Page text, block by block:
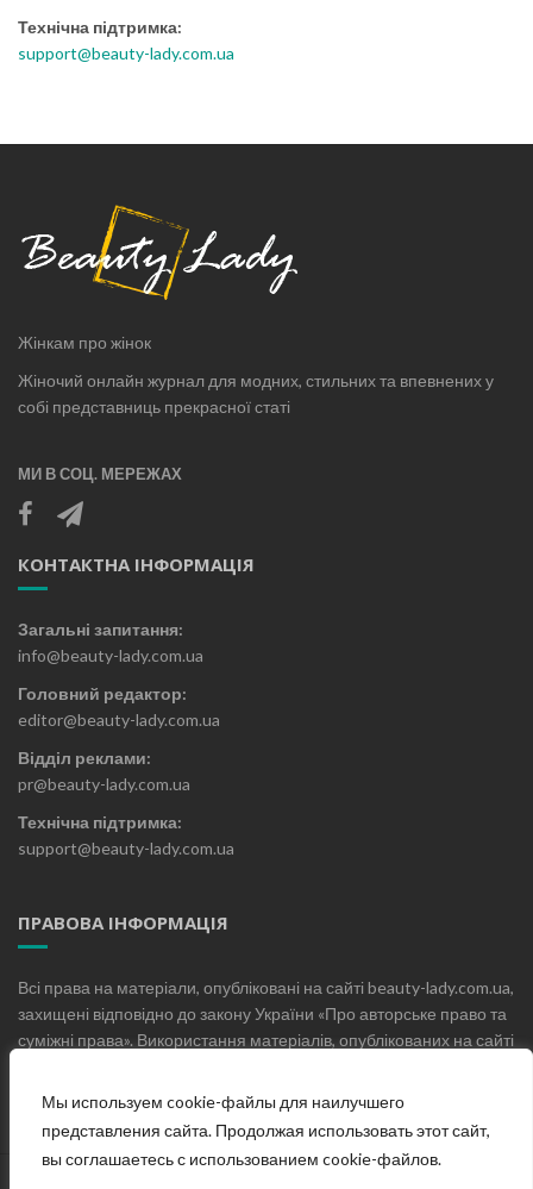
Мы используем cookie-файлы для наилучшего
представления сайта. Продолжая использовать этот сайт,
вы соглашаетесь с использованием cookie-файлов.
Технічна підтримка:
support@beauty-lady.com.ua
Жінкам про жінок
Жіночий онлайн журнал для модних, стильних та впевнених у
собі представниць прекрасної статі
МИ В СОЦ. МЕРЕЖАХ
КОНТАКТНА ІНФОРМАЦІЯ
Загальні запитання:
info@beauty-lady.com.ua
Головний редактор:
editor@beauty-lady.com.ua
Відділ реклами:
pr@beauty-lady.com.ua
Технічна підтримка:
support@beauty-lady.com.ua
ПРАВОВА ІНФОРМАЦІЯ
Всі права на матеріали, опубліковані на сайті beauty-lady.com.ua,
захищені відповідно до закону України «Про авторське право та
суміжні права». Використання матеріалів, опублікованих на сайті
допускається.